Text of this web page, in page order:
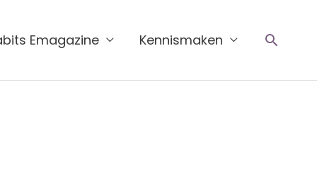
Emagazine Kennismaken